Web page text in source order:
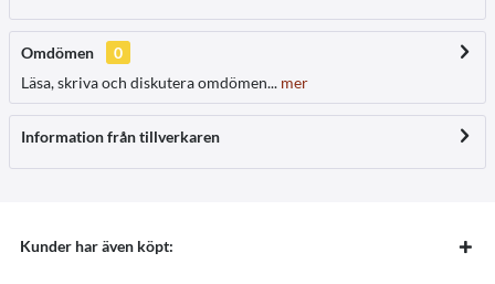
Omdömen
0
Läsa, skriva och diskutera omdömen... mer
Information från tillverkaren
Kunder har även köpt: